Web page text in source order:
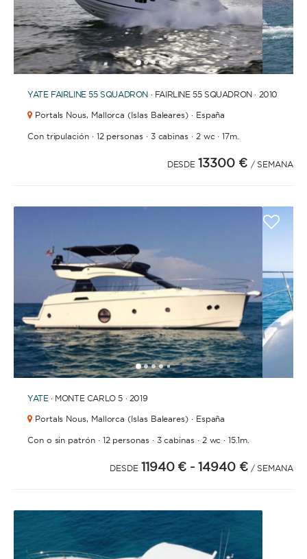
12345 678
YATE FAIRLINE 55 SQUADRON · FAIRLINE 55 SQUADRON · 2010
Portals Nous, Mallorca (Islas Baleares) · España
Con tripulación· 12 personas· 3 cabinas · 2 wc·17m.
DESDE 13300 € / SEMANA
12345 6789
YATE · MONTE CARLO 5 · 2019
Portals Nous, Mallorca (Islas Baleares) · España
Con o sin patrón· 12 personas· 3 cabinas· 2 wc ·15.1m.
DESDE 11940 € - 14940 € / SEMANA